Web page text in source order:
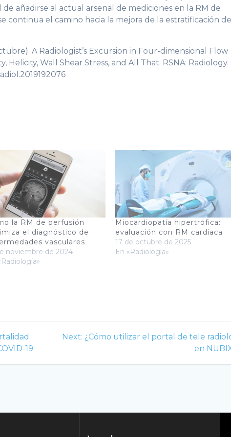
añadirse al actual arsenal de mediciones en la RM de
continua el camino hacia la mejora de la estratificación
A Radiologist’s Excursion in Four-dimensional Flow
Helicity, Wall Shear Stress, and All That. RSNA: Radiology.
la RM de perfusión
el diagnóstico de
vasculares
noviembre de 2024
Miocardiopatía hipertrófica:
evaluación con RM cardíaca
17 de octubre de 2025
En «Radiología»
19
Next: Next
¿Cómo utilizar el portal de tele
en